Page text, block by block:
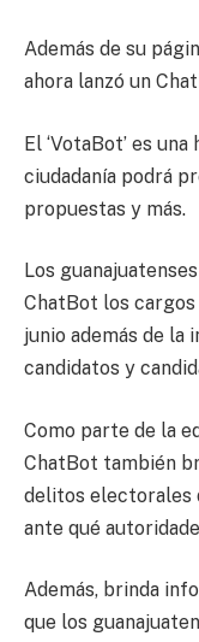
Además de su
ahora lanzó un
El ‘VotaBot’ es
ciudadanía podrá
propuestas y más.
Los
ChatBot los
junio además de la
candidatos y
Como parte de la
ChatBot también
delitos electorales
ante qué
Además, brinda
que los